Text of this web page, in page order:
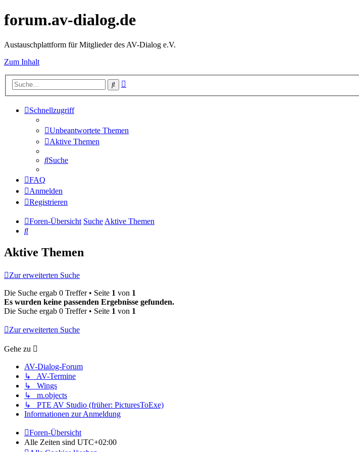
forum.av-dialog.de
Austauschplattform für Mitglieder des AV-Dialog e.V.
Zum Inhalt
Suche
Schnellzugriff
Unbeantwortete Themen
Aktive Themen
Suche
FAQ
Anmelden
Registrieren
Foren-Übersicht SucheAktive Themen
Suche
Aktive Themen
Zur erweiterten Suche
Die Suche ergab 0 Treffer • Seite 1 von 1
Es wurden keine passenden Ergebnisse gefunden.
Die Suche ergab 0 Treffer • Seite 1 von 1
Zur erweiterten Suche
Gehe zu
AV-Dialog-Forum
↳ AV-Termine
↳ Wings
↳ m.objects
↳ PTE AV Studio (früher: PicturesToExe)
Informationen zur Anmeldung
Foren-Übersicht
Alle Zeiten sind UTC+02:00